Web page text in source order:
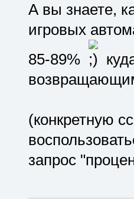
А вы знаете,
игровых
85-89%
(конкретную
запрос